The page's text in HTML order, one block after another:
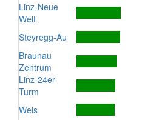
Linz-Neue
Welt
Steyregg-Au
Braunau
Zentrum
Linz-24er-
Turm
Wels